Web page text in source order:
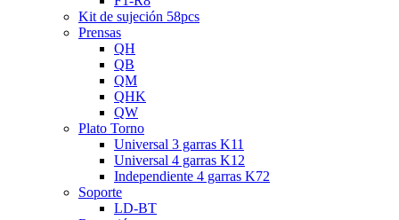
Kit de sujeción 58pcs
Prensas
QH
QB
QM
QHK
QW
Plato Torno
Universal 3 garras K11
Universal 4 garras K12
Independiente 4 garras K72
Soporte
LD-BT